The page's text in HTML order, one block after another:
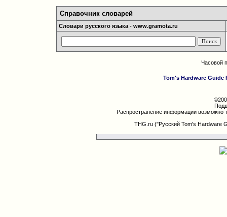
Справочник словарей
Словари русского языка - www.gramota.ru
Часовой
Tom's Hardware Guide
Распространение информации возможно
THG.ru ("Русский Tom's Hardware